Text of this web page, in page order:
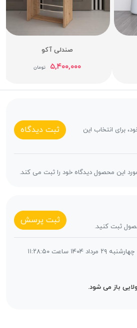
صندلی آکو
۵,۴۰۰,۰۰۰ تومان
برای انتخاب این
ثبت دیدگاه
این محصول دیدگاه خود را ثبت می کند.
ثبت کنید.
ثبت پرسش
چهارشنبه ۲۹ مرداد ۱۴۰۴ ساعت ۱۱:۲۸:۵۰
باز می شود.